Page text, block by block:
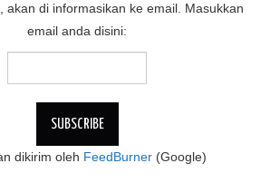
akan di informasikan ke email. Masukkan
email anda disini:
dikirim oleh FeedBurner (Google)